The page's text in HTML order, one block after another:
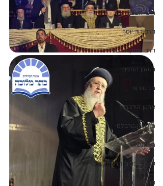
חיצי הצפון
הרב דוד יוסף
הרב יצחק ברדא
בטאון החגים
חג סוכות
ארגון הידברות
ר' ששון טרבלסי
חגי תשרי
קו העדכונים הרשמי
הרב יעקב כהן